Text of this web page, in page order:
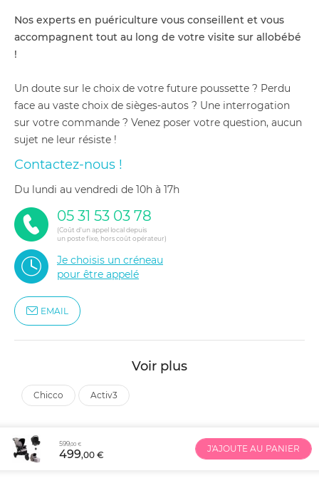
Chicco We avec adaptateur Fast in
Nacelle enveloppante et confortable pour les nouveau-
Facile à utiliser et à transporter
Poussette : Dimensions en position ouverte : 121.5 X 64 X
113 cm
Dimensions en position fermée : 38 X 64 X 95 cm
Poids : 11.5 Kg
Age : de la naissance à 15 mois
Conforme à la norme ECE R129/02 - I-size
Nacelle : Dimensions : 90.0 X 45.0 X 65.0 cm
Homologation : 0 - 6 mois
Nos experts en puériculture vous conseillent et vous
accompagnent tout au long de votre visite sur allobébé
!
Un doute sur le choix de votre future poussette ? Perdu
face au vaste choix de sièges-autos ? Une interrogation
sur votre commande ? Venez poser votre question, aucun
sujet ne leur résiste !
Contactez-nous !
du lundi au vendredi de 10h à 17h
05 31 53 03 78
(Coût d'un appel local depuis
un poste fixe, hors coût opérateur)
Je choisis un créneau
pour être appelé
EMAIL
Voir plus
chicco activ3
599,00 €
499,00 €
J'AJOUTE AU PANIER